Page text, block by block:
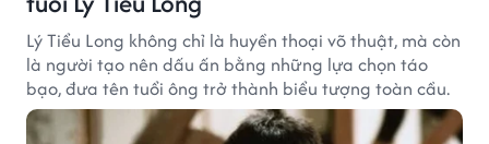
Lý Tiểu Long không chỉ là huyền thoại võ thuật, mà còn
là người tạo nên dấu ấn bằng những lựa chọn táo
bạo, đưa tên tuổi ông trở thành biểu tượng toàn cầu.